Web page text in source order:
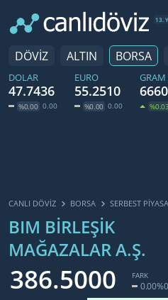
13.
DÖVİZ ALTIN BORSA
DOLAR
47.7436
%0.00 0.00
EURO
55.2510
%0.00 0.00 %0.03
CANLI DÖVİZ BORSA SERBEST PIYASA
BIM BIRLEŞIK
MAĞAZALAR A.Ş.
386.5000 FARK
0.00